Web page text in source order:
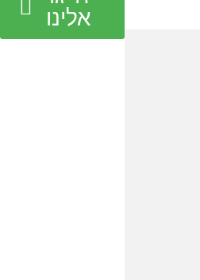
אלינו